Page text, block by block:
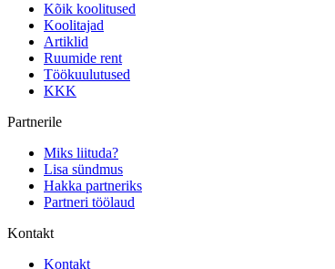
Kõik koolitused
Koolitajad
Artiklid
Ruumide rent
Töökuulutused
KKK
Partnerile
Miks liituda?
Lisa sündmus
Hakka partneriks
Partneri töölaud
Kontakt
Kontakt